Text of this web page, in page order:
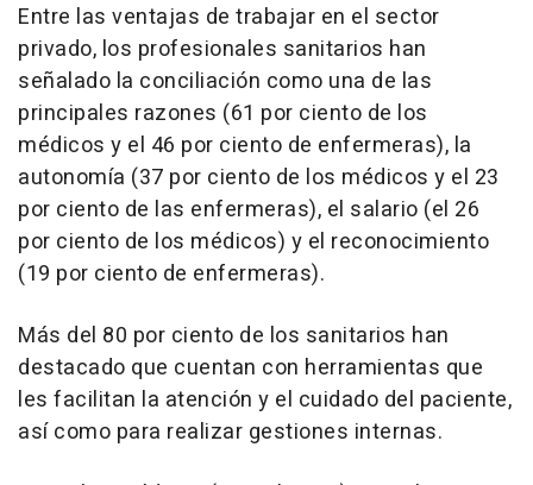
Entre las ventajas de trabajar en el sector
privado, los profesionales sanitarios han
señalado la conciliación como una de las
principales razones (61 por ciento de los
médicos y el 46 por ciento de enfermeras), la
autonomía (37 por ciento de los médicos y el 23
por ciento de las enfermeras), el salario (el 26
por ciento de los médicos) y el reconocimiento
(19 por ciento de enfermeras).
Más del 80 por ciento de los sanitarios han
destacado que cuentan con herramientas que
les facilitan la atención y el cuidado del paciente,
así como para realizar gestiones internas.